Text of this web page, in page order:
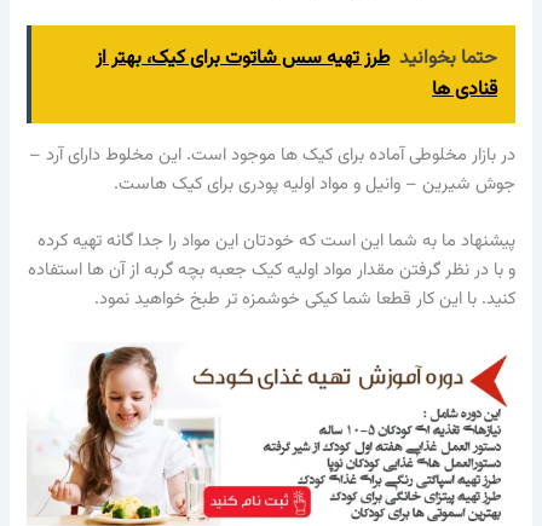
حتما بخوانید طرز تهیه سس شاتوت برای کیک، بهتر از
قنادی ها
در بازار مخلوطی آماده برای کیک ها موجود است. این مخلوط دارای آرد –
جوش شیرین – وانیل و مواد اولیه پودری برای کیک هاست.
پیشنهاد ما به شما این است که خودتان این مواد را جدا گانه تهیه کرده
و با در نظر گرفتن مقدار مواد اولیه کیک جعبه بچه گربه از آن ها استفاده
کنید. با این کار قطعا شما کیکی خوشمزه تر طبخ خواهید نمود.